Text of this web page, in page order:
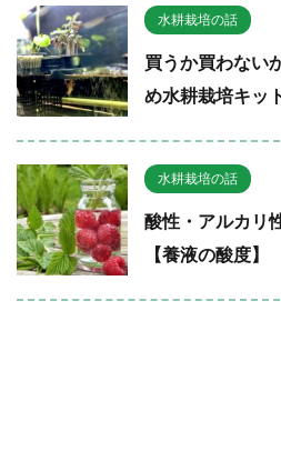
水耕栽培の話
買うか買わない
め水耕栽培キッ
水耕栽培の話
酸性・アルカリ
【養液の酸度】